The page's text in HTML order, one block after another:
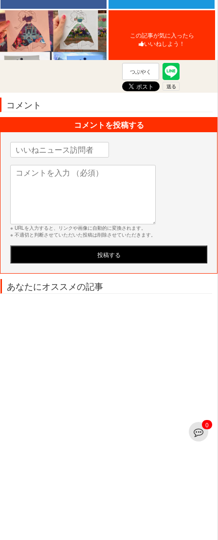
この記事が気に入ったら
いいねしよう！
つぶやく
コメント
0
コメントを投稿する
※ URLを入力すると、リンクや画像に自動的に変換されます。
※ 不適切と判断させていただいた投稿は削除させていただきます。
あなたにオススメの記事